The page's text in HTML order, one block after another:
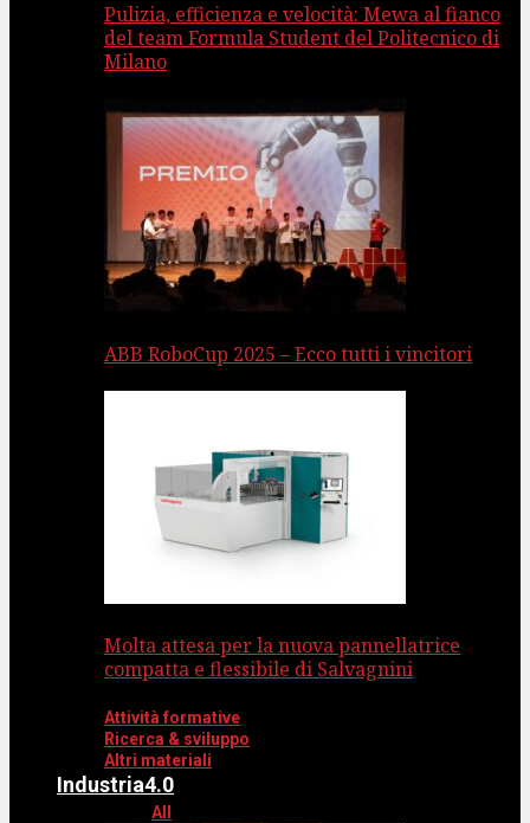
Pulizia, efficienza e velocità: Mewa al fianco
del team Formula Student del Politecnico di
Milano
ABB RoboCup 2025 – Ecco tutti i vincitori
Molta attesa per la nuova pannellatrice
compatta e flessibile di Salvagnini
Attività formative
Ricerca & sviluppo
Altri materiali
Industria4.0
All